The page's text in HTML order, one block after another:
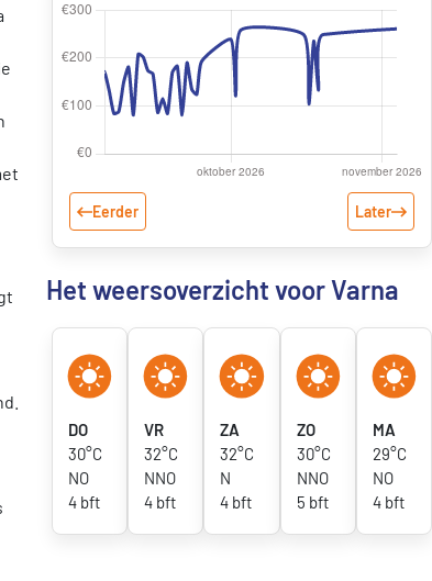
Eerder Later
Het weersoverzicht voor Varna
DO
30°C
NO
4 bft
VR
32°C
NNO
4 bft
ZA
32°C
N
4 bft
ZO
30°C
NNO
5 bft
MA
29°C
NO
4 bft